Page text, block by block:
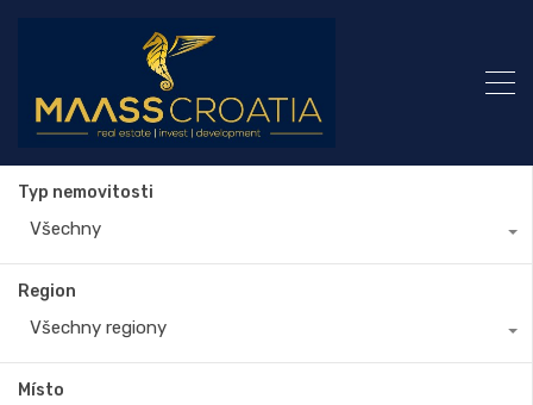
Typ nemovitosti
Všechny
Region
Všechny regiony
Místo